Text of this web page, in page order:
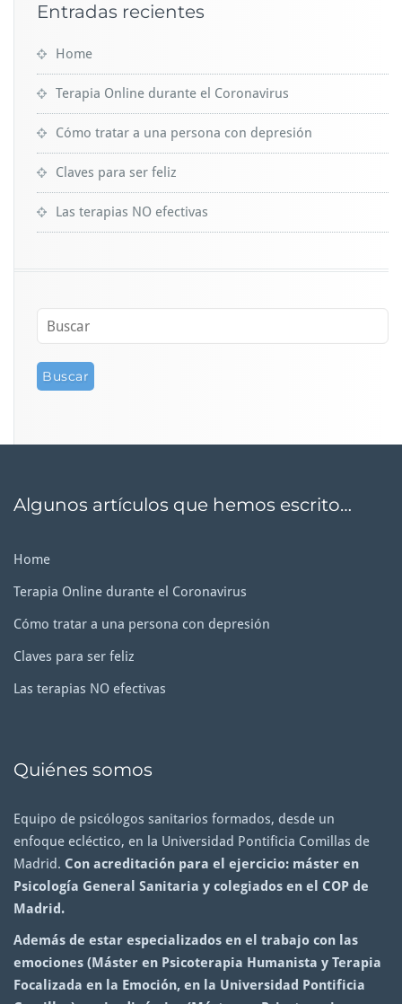
Entradas recientes
Home
Terapia Online durante el Coronavirus
Cómo tratar a una persona con depresión
Claves para ser feliz
Las terapias NO efectivas
Algunos artículos que hemos escrito…
Home
Terapia Online durante el Coronavirus
Cómo tratar a una persona con depresión
Claves para ser feliz
Las terapias NO efectivas
Quiénes somos
Equipo de psicólogos sanitarios formados, desde un
enfoque ecléctico, en la Universidad Pontificia Comillas de
Madrid. Con acreditación para el ejercicio: máster en
Psicología General Sanitaria y colegiados en el COP de
Madrid.
Además de estar especializados en el trabajo con las
emociones (Máster en Psicoterapia Humanista y Terapia
Focalizada en la Emoción, en la Universidad Pontificia